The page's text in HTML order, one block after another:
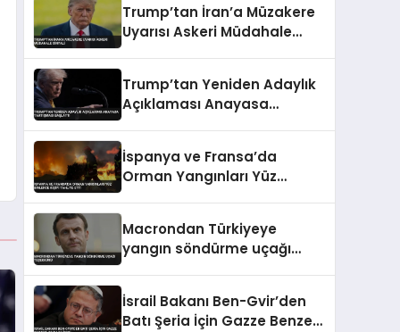
Trump’tan İran’a Müzakere
Uyarısı Askeri Müdahale
Trump’tan Yeniden Adaylık
Açıklaması Anayasa
İspanya ve Fransa’da
Orman Yangınları Yüz
Macrondan Türkiyeye
yangın söndürme uçağı
İsrail Bakanı Ben-Gvir’den
Batı Şeria İçin Gazze Benzeri